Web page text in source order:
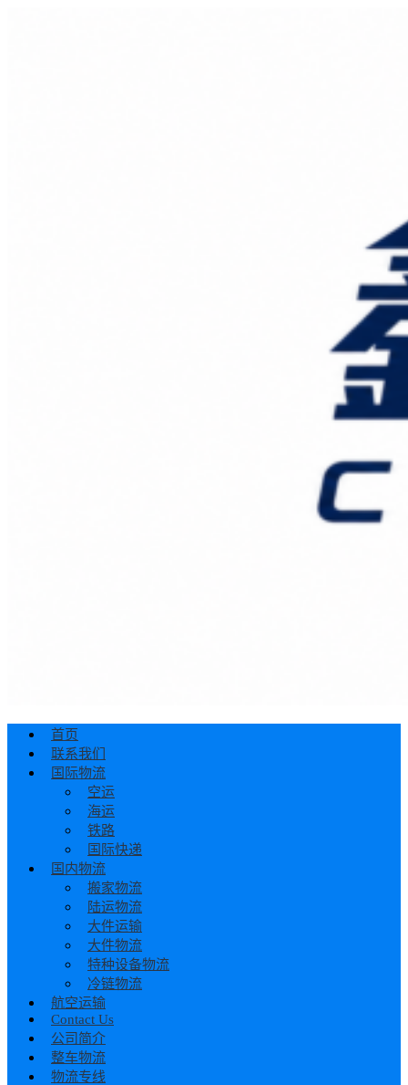
首页
联系我们
国际物流
空运
海运
铁路
国际快递
国内物流
搬家物流
陆运物流
大件运输
大件物流
特种设备物流
冷链物流
航空运输
Contact Us
公司简介
整车物流
物流专线